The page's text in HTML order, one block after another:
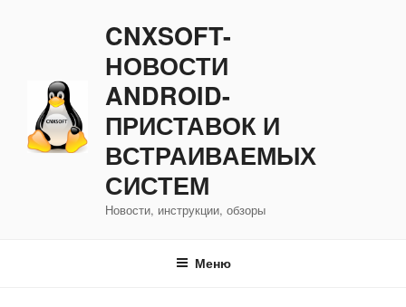
CNXSOFT-
НОВОСТИ
ANDROID-
ПРИСТАВОК И
ВСТРАИВАЕМЫХ
СИСТЕМ
Новости, инструкции, обзоры
Меню